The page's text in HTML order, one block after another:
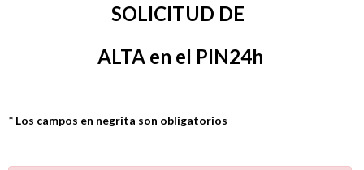
SOLICITUD DE
ALTA en el PIN24h
* Los campos en negrita son obligatorios